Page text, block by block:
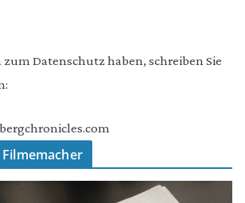
zum Datenschutz haben, schreiben Sie